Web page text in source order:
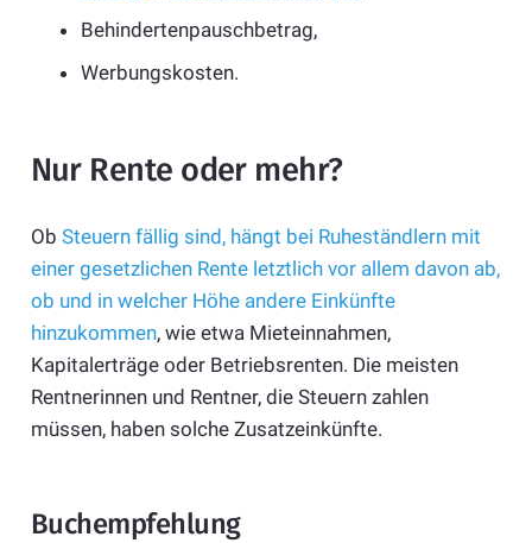
Behindertenpauschbetrag,
Werbungskosten.
Nur Rente oder mehr?
Ob Steuern fällig sind, hängt bei Ruheständlern mit
einer gesetzlichen Rente letztlich vor allem davon ab,
ob und in welcher Höhe andere Einkünfte
hinzukommen, wie etwa Mieteinnahmen,
Kapitalerträge oder Betriebsrenten. Die meisten
Rentnerinnen und Rentner, die Steuern zahlen
müssen, haben solche Zusatzeinkünfte.
Buchempfehlung